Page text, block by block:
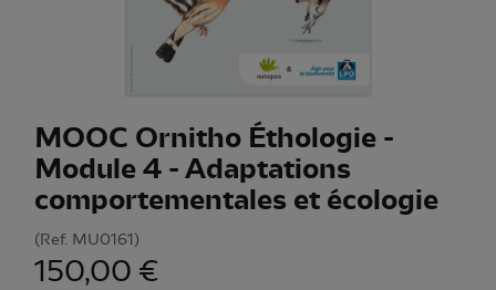
MOOC Ornitho Éthologie -
Module 4 - Adaptations
comportementales et écologie
(Ref. MU0161 )
150,00 €